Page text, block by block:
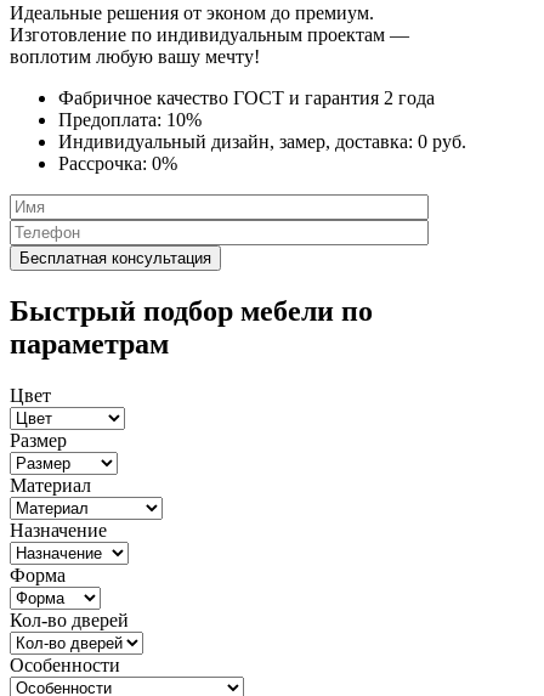
Идеальные решения от эконом до премиум.
Изготовление по индивидуальным проектам —
воплотим любую вашу мечту!
Фабричное качество ГОСТ и гарантия 2 года
Предоплата: 10%
Индивидуальный дизайн, замер, доставка: 0 руб.
Рассрочка: 0%
Быстрый подбор мебели по
параметрам
Цвет
Размер
Материал
Назначение
Форма
Кол-во дверей
Особенности